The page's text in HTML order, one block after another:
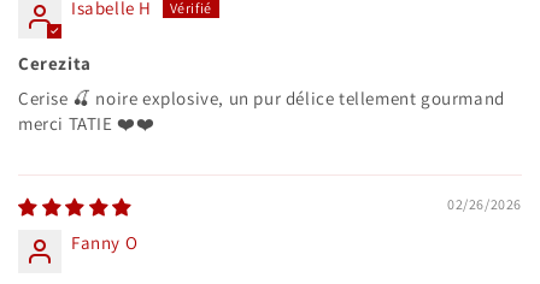
Isabelle H
Cerezita
Cerise 🍒 noire explosive, un pur délice tellement gourmand
merci TATIE ❤️❤️
02/26/2026
Fanny O